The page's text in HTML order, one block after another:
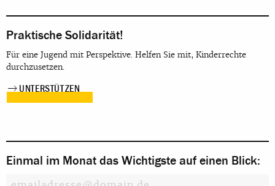
Praktische Solidarität!
Für eine Jugend mit Perspektive. Helfen Sie mit, Kinderrechte
durchzusetzen.
UNTERSTÜTZEN
Einmal im Monat das Wichtigste auf einen Blick: